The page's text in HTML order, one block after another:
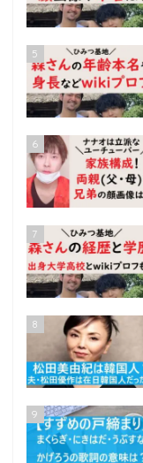
5
6
7
8
9